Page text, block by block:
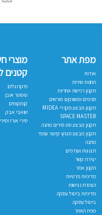
מפת אתר
אודות
תחנות שירות
תקנון רכישת אחריות
סניפים ומשווקים מורשים
תקנון מבצע מקררי MIDEA
SPACE MASTER
תקנון מבצע סט סירים מתנה
תקנון מבצע מגהץ קיטור עומד
מתנה
תצוגות ועודפים
יצירת קשר
תקנון אתר
מדיניות פרטיות
הצהרת נגישות
מדיניות ביטול עסקה
ביטול עסקה
מפת האתר
מוצרי
קטנים
מיקרוגלים
טוסטר אובן
קומקומים
שואבי אבק
סירי אורז